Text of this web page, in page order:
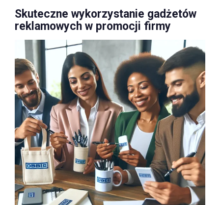
Skuteczne wykorzystanie gadżetów
reklamowych w promocji firmy